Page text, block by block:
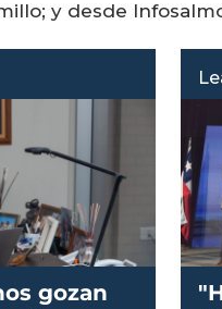
y desde
gozan